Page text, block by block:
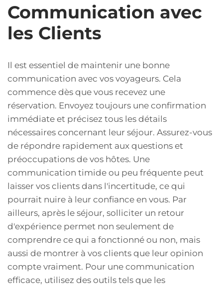
Communication avec
les Clients
Il est essentiel de maintenir une bonne
communication avec vos voyageurs. Cela
commence dès que vous recevez une
réservation. Envoyez toujours une confirmation
immédiate et précisez tous les détails
nécessaires concernant leur séjour. Assurez-vous
de répondre rapidement aux questions et
préoccupations de vos hôtes. Une
communication timide ou peu fréquente peut
laisser vos clients dans l'incertitude, ce qui
pourrait nuire à leur confiance en vous. Par
ailleurs, après le séjour, solliciter un retour
d'expérience permet non seulement de
comprendre ce qui a fonctionné ou non, mais
aussi de montrer à vos clients que leur opinion
compte vraiment. Pour une communication
efficace, utilisez des outils tels que les